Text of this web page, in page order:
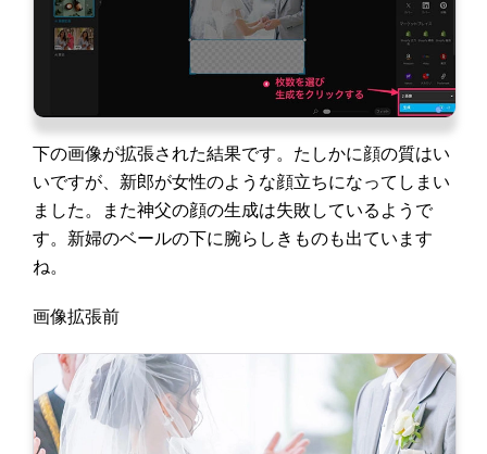
下の画像が拡張された結果です。たしかに顔の質はい
いですが、新郎が女性のような顔立ちになってしまい
ました。また神父の顔の生成は失敗しているようで
す。新婦のベールの下に腕らしきものも出ています
ね。
画像拡張前